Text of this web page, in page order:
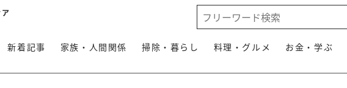
ア
新着記事 家族・人間関係 掃除・暮らし 料理・グルメ お金・学ぶ